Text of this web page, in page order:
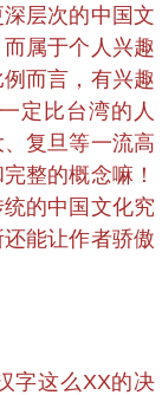
层次的中国文
属于个人兴趣
而言，有兴趣
定比台湾的人
复旦等一流高
整的概念嘛！
的中国文化究
能让作者骄傲
字这么XX的决